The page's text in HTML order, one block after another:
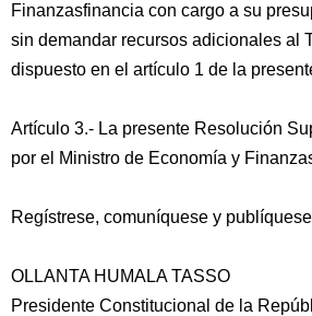
Finanzasfinancia con cargo a su
sin demandar recursos adicionales al
dispuesto en el artículo 1 de la
Artículo 3.- La presente Resolución
por el Ministro de Economía y
Regístrese, comuníquese y
OLLANTA HUMALA TASSO
Presidente Constitucional de la